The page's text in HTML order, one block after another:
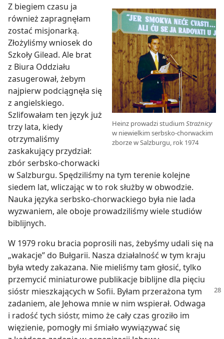
Heinz prowadzi studium Strażnicy
w niewielkim serbsko-chorwackim
zborze w Salzburgu, rok 1974
Z biegiem czasu ja
również zapragnęłam
zostać misjonarką.
Złożyliśmy wniosek do
Szkoły Gilead. Ale brat
z Biura Oddziału
zasugerował, żebym
najpierw podciągnęła się
z angielskiego.
Szlifowałam ten język już
trzy lata, kiedy
otrzymaliśmy
zaskakujący przydział:
zbór serbsko-chorwacki
w Salzburgu. Spędziliśmy na tym terenie kolejne
siedem lat, wliczając w to rok służby w obwodzie.
Nauka języka serbsko-chorwackiego była nie lada
wyzwaniem, ale oboje prowadziliśmy wiele studiów
biblijnych.
W 1979 roku bracia poprosili nas, żebyśmy udali się na
„wakacje” do Bułgarii. Nasza działalność w tym kraju
była wtedy zakazana. Nie mieliśmy tam głosić, tylko
przemycić miniaturowe publikacje biblijne dla pięciu
sióstr mieszkających w Sofii. Byłam przerażona tym
zadaniem, ale Jehowa mnie w nim wspierał. Odwaga
i radość tych sióstr, mimo że cały czas groziło im
więzienie, pomogły mi śmiało wywiązywać się